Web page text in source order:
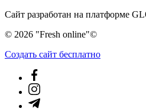
Сайт разработан на платформе
© 2026 "Fresh online"©️
Создать cайт бесплатно